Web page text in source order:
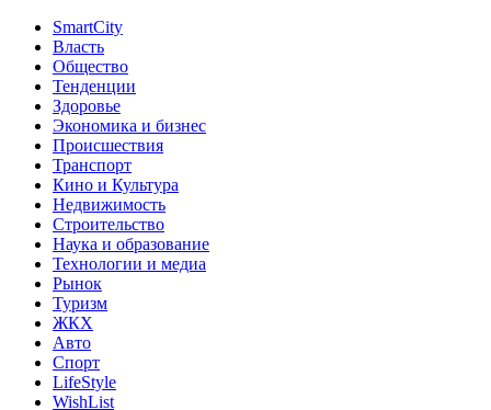
SmartCity
Власть
Общество
Тенденции
Здоровье
Экономика и бизнес
Происшествия
Транспорт
Кино и Культура
Недвижимость
Строительство
Наука и образование
Технологии и медиа
Рынок
Туризм
ЖКХ
Авто
Спорт
LifeStyle
WishList